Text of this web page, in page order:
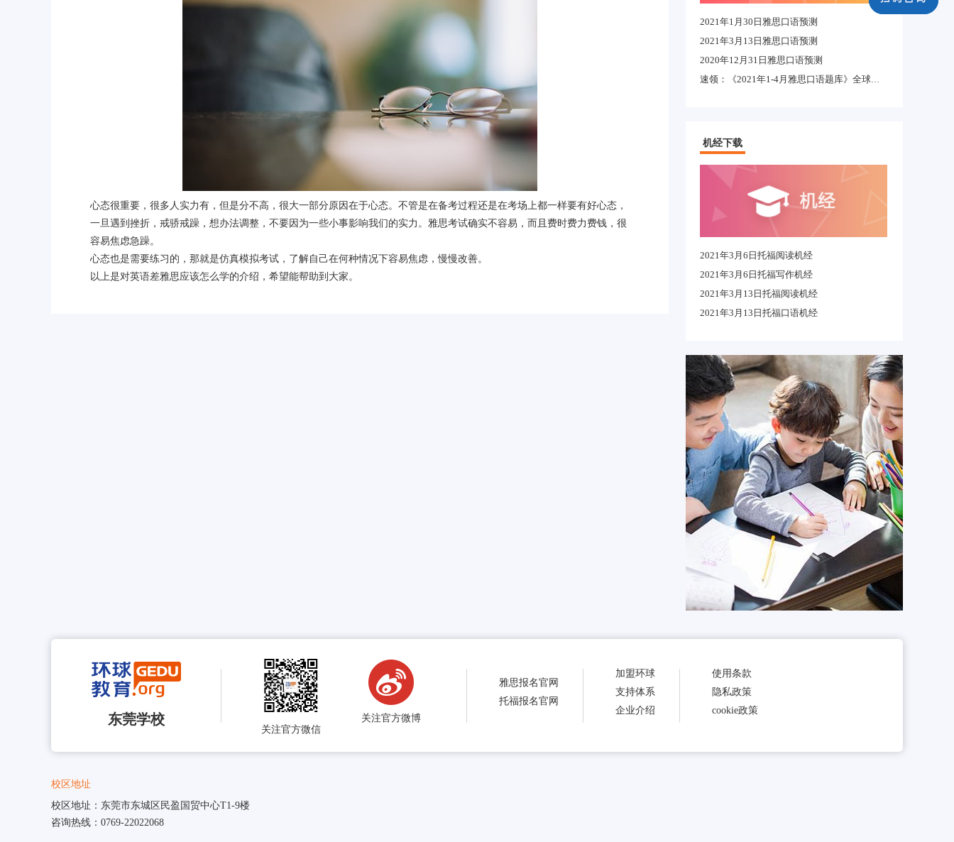
心态很重要，很多人实力有，但是分不高，很大一部分原因在于心态。不管是在备考过程还是在考场上都一样要有好心态，
一旦遇到挫折，戒骄戒躁，想办法调整，不要因为一些小事影响我们的实力。雅思考试确实不容易，而且费时费力费钱，很
容易焦虑急躁。
心态也是需要练习的，那就是仿真模拟考试，了解自己在何种情况下容易焦虑，慢慢改善。
以上是对英语差雅思应该怎么学的介绍，希望能帮助到大家。
2021年1月30日雅思口语预测
2021年3月13日雅思口语预测
2020年12月31日雅思口语预测
速领：《2021年1-4月雅思口语题库》全球适用完整版
机经下载
2021年3月6日托福阅读机经
2021年3月6日托福写作机经
2021年3月13日托福阅读机经
2021年3月13日托福口语机经
东莞学校
关注官方微信
关注官方微博
雅思报名官网
托福报名官网
加盟环球
支持体系
企业介绍
使用条款
隐私政策
cookie政策
校区地址
校区地址：东莞市东城区民盈国贸中心T1-9楼
咨询热线：0769-22022068